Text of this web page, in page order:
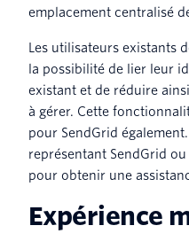
emplacement centralisé
Les utilisateurs existants
la possibilité de lier leur
existant et de réduire
à gérer. Cette
pour SendGrid
représentant SendGrid
pour obtenir une
Expérience